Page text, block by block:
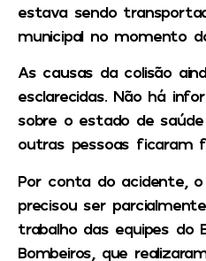
estava sendo
municipal no momento
As causas da colisão
esclarecidas. Não há
sobre o estado de
outras pessoas ficaram
Por conta do acidente,
precisou ser
trabalho das equipes do
Bombeiros, que